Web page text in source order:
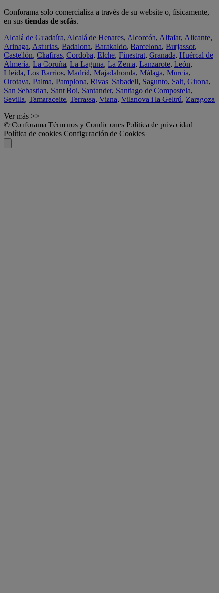
Conforama solo comercializa a través de su website o, físicamente,
en sus tiendas de sofás.
Alcalá de Guadaíra, Alcalá de Henares, Alcorcón, Alfafar, Alicante,
Arinaga, Asturias, Badalona, Barakaldo, Barcelona, Burjassot,
Castellón, Chafiras, Cordoba, Elche, Finestrat, Granada, Huércal de
Almería, La Coruña, La Laguna, La Zenia, Lanzarote, León,
Lleida, Los Barrios, Madrid, Majadahonda, Málaga, Murcia,
Orotava, Palma, Pamplona, Rivas, Sabadell, Sagunto, Salt, Girona,
San Sebastian, Sant Boi, Santander, Santiago de Compostela,
Sevilla, Tamaraceite, Terrassa, Viana, Vilanova i la Geltrú, Zaragoza
Ver más >>
© Conforama Términos y Condiciones Política de privacidad
Política de cookies Configuración de Cookies